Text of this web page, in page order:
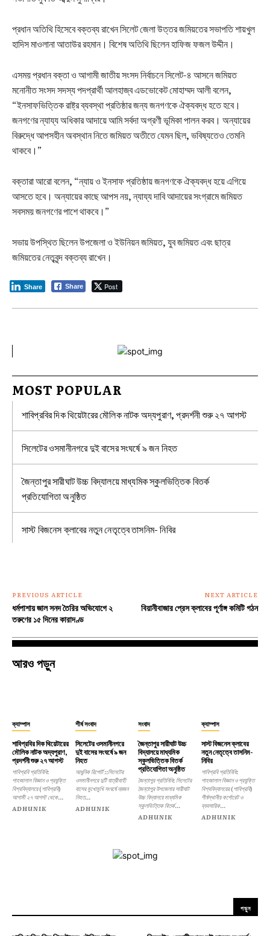
প্রধান অতিথি হিসেবে বক্তব্য রাখেন সিলেট জেলা উত্তর জমিয়তের সভাপতি শায়খুল
হাদিস মাওলানা আতাউর রহমান। বিশেষ অতিথি ছিলেন হাফিজ ফজল উদ্দীন।
এসময় প্রধান বক্তা ও আগামী জাতীয় সংসদ নির্বাচনে সিলেট-৪ আসনে জমিয়ত
মনোনীত সংসদ সদস্য পদপ্রার্থী আলহাজ্ব এডভোকেট মোহাম্মদ আলী বলেন,
“ইনসাফভিত্তিক রাষ্ট্র ব্যবস্থা প্রতিষ্ঠার জন্য জনগণকে ঐক্যবদ্ধ হতে হবে।
জনগণের ন্যায্য অধিকার আদায়ে আমি সর্বদা অগ্রণী ভূমিকা পালন করব। অন্যায়ের
বিরুদ্ধে আপসহীন অবস্থান নিতে জমিয়ত অতীতে যেমন ছিল, ভবিষ্যতেও তেমনি
থাকবে।”
বক্তারা আরো বলেন, “ন্যায় ও ইনসাফ প্রতিষ্ঠায় জনগণকে ঐক্যবদ্ধ হয়ে এগিয়ে
আসতে হবে। অন্যায়ের কাছে আপস নয়, ন্যায্য দাবি আদায়ের সংগ্রামে জমিয়ত
সবসময় জনগণের পাশে থাকবে।”
সভায় উপস্থিত ছিলেন উপজেলা ও ইউনিয়ন জমিয়ত, যুব জমিয়ত এবং ছাত্র
জমিয়তের নেতৃবৃন্দ বক্তব্য রাখেন।
Share Post
Share
MOST POPULAR
শাবিপ্রবির দিক থিয়েটারের মৌলিক নাটক অদ্যপুরাণ, প্রদর্শনী শুরু ২৭ আগস্ট
সিলেটের ওসমানীনগরে দুই বাসের সংঘর্ষে ৯ জন নিহত
জৈন্তাপুর সারীঘাট উচ্চ বিদ্যালয়ে মাধ্যমিক স্কুলভিত্তিক বিতর্ক
প্রতিযোগিতা অনুষ্ঠিত
সাস্ট বিজনেস ক্লাবের নতুন নেতৃত্বে তাসনিম- নিবির
PREVIOUS ARTICLE
ধর্মপাশায় জাল সনদ তৈরির অভিযোগে ২
তরুণের ১৫ দিনের কারাদণ্ড
NEXT ARTICLE
বিয়ানীবাজার প্রেস ক্লাবের পূর্ণাঙ্গ কমিটি গঠন
আরও পড়ুন
ক্যাম্পাস
শাবিপ্রবির দিক থিয়েটারের
মৌলিক নাটক অদ্যপুরাণ,
প্রদর্শনী শুরু ২৭ আগস্ট
শাবিপ্রবি প্রতিনিধি:
শাহজালাল বিজ্ঞান ও প্রযুক্তি
বিশ্ববিদ্যালয়ে (শাবিপ্রবি)
আগামী ২৭ আগস্ট থেকে...
ADHUNIK
শীর্ষ সংবাদ
সিলেটের ওসমানীনগরে
দুই বাসের সংঘর্ষে ৯ জন
নিহত
আধুনিক রিপোর্ট ::সিলেটের
ওসমানীনগরে দুটি যাত্রীবাহী
বাসের মুখোমুখি সংঘর্ষে নয়জন
নিহত...
ADHUNIK
সংবাদ
জৈন্তাপুর সারীঘাট উচ্চ
বিদ্যালয়ে মাধ্যমিক
স্কুলভিত্তিক বিতর্ক
প্রতিযোগিতা অনুষ্ঠিত
জৈন্তাপুর প্রতিনিধি: সিলেটের
জৈন্তাপুর উপজেলার সারীঘাট
উচ্চ বিদ্যালয়ে মাধ্যমিক
স্কুলভিত্তিক বিতর্ক...
ADHUNIK
ক্যাম্পাস
সাস্ট বিজনেস ক্লাবের
নতুন নেতৃত্বে তাসনিম-
নিবির
শাবিপ্রবি প্রতিনিধি:
শাহজালাল বিজ্ঞান ও প্রযুক্তি
বিশ্ববিদ্যালয়ের (শাবিপ্রবি)
শীর্ষস্থানীয় কর্পোরেট ও
ব্যবসায়িক...
ADHUNIK
পড়ুন